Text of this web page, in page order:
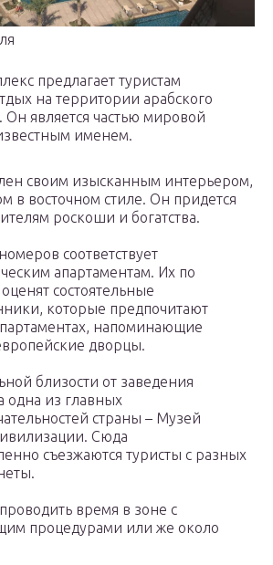
предлагает туристам
на территории арабского
является частью мировой
именем.
своим изысканным интерьером,
в восточном стиле. Он придется
роскоши и богатства.
соответствует
апартаментам. Их по
состоятельные
которые предпочитают
напоминающие
дворцы.
близости от заведения
одна из главных
страны – Музей
Сюда
съезжаются туристы с разных
время в зоне с
процедурами или же около